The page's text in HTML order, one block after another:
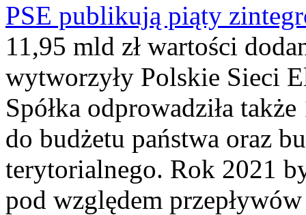
PSE publikują piąty
11,95 mld zł wartości
wytworzyły Polskie Sieci
Spółka odprowadziła
do budżetu państwa oraz
terytorialnego. Rok 2021
pod względem